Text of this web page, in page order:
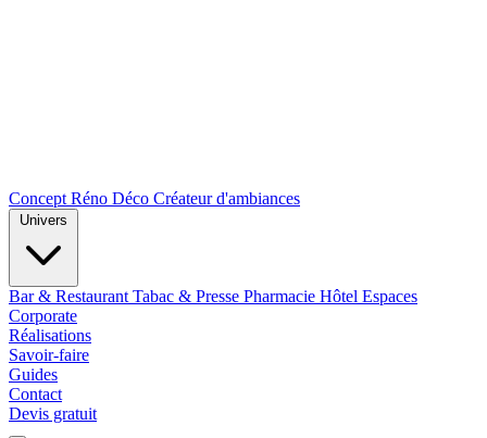
Concept Réno Déco Créateur d'ambiances
Bar & Restaurant Tabac & Presse Pharmacie Hôtel Espaces
Corporate
Réalisations
Savoir-faire
Guides
Contact
Devis gratuit